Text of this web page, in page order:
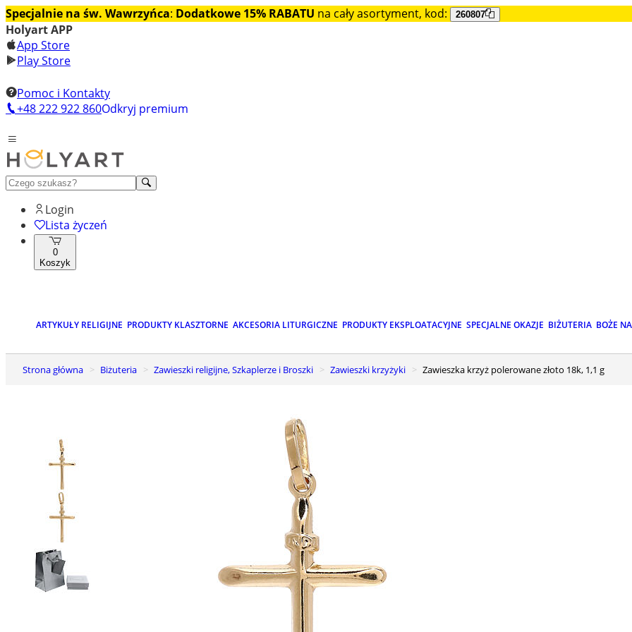
Specjalnie na św. Wawrzyńca: Dodatkowe 15% RABATU na cały asortyment, kod: 260807
Holyart APP
App Store
Play Store
Pomoc i Kontakty
+48 222 922 860Odkryj premium
Login
Lista życzeń
0
Koszyk
ARTYKUŁY RELIGIJNE PRODUKTY KLASZTORNE AKCESORIA LITURGICZNE PRODUKTY EKSPLOATACYJNE SPECJALNE OKAZJE BIŻUTERIA BOŻE
Strona główna Biżuteria Zawieszki religijne, Szkaplerze i Broszki Zawieszki krzyżyki Zawieszka krzyż polerowane złoto 18k, 1,1 g